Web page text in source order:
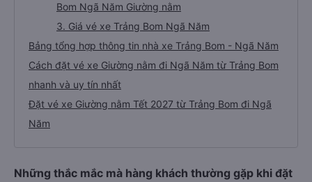
Bom Ngã Năm Giường nằm
3. Giá vé xe Trảng Bom Ngã Năm
Bảng tổng hợp thông tin nhà xe Trảng Bom - Ngã Năm
Cách đặt vé xe Giường nằm đi Ngã Năm từ Trảng Bom
nhanh và uy tín nhất
Đặt vé xe Giường nằm Tết 2027 từ Trảng Bom đi Ngã
Năm
Những thắc mắc mà hàng khách thường gặp khi đặt